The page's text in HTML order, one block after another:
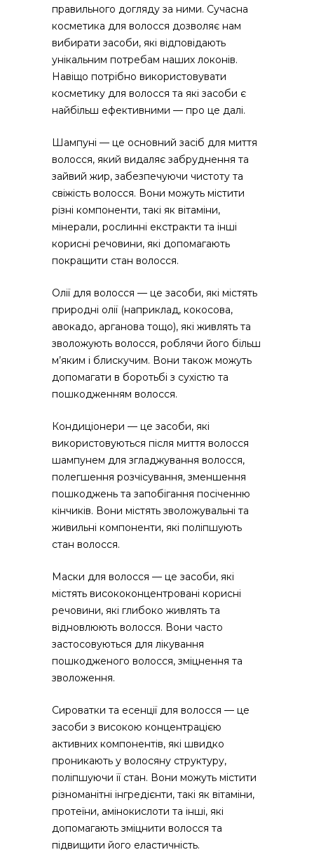
правильного догляду за ними. Сучасна
косметика для волосся дозволяє нам
вибирати засоби, які відповідають
унікальним потребам наших локонів.
Навіщо потрібно використовувати
косметику для волосся та які засоби є
найбільш ефективними — про це далі.
Шампуні — це основний засіб для миття
волосся, який видаляє забруднення та
зайвий жир, забезпечуючи чистоту та
свіжість волосся. Вони можуть містити
різні компоненти, такі як вітаміни,
мінерали, рослинні екстракти та інші
корисні речовини, які допомагають
покращити стан волосся.
Олії для волосся — це засоби, які містять
природні олії (наприклад, кокосова,
авокадо, арганова тощо), які живлять та
зволожують волосся, роблячи його більш
м’яким і блискучим. Вони також можуть
допомагати в боротьбі з сухістю та
пошкодженням волосся.
Кондиціонери — це засоби, які
використовуються після миття волосся
шампунем для згладжування волосся,
полегшення розчісування, зменшення
пошкоджень та запобігання посіченню
кінчиків. Вони містять зволожувальні та
живильні компоненти, які поліпшують
стан волосся.
Маски для волосся — це засоби, які
містять висококонцентровані корисні
речовини, які глибоко живлять та
відновлюють волосся. Вони часто
застосовуються для лікування
пошкодженого волосся, зміцнення та
зволоження.
Сироватки та есенції для волосся — це
засоби з високою концентрацією
активних компонентів, які швидко
проникають у волосяну структуру,
поліпшуючи її стан. Вони можуть містити
різноманітні інгредієнти, такі як вітаміни,
протеїни, амінокислоти та інші, які
допомагають зміцнити волосся та
підвищити його еластичність.